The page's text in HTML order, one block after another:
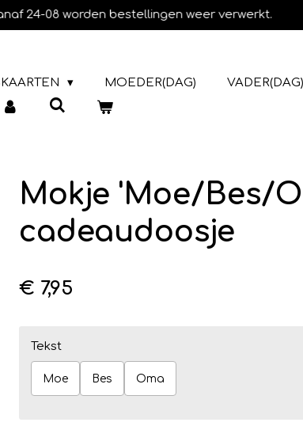
24-08 worden bestellingen weer verwerkt.
MOEDER(DAG) VADER(DAG)
Mokje 'Moe/Bes/
cadeaudoosje
€ 7,95
Tekst
Moe Bes Oma